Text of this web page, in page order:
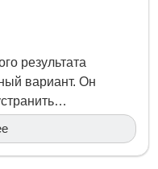
результата
вариант. Он